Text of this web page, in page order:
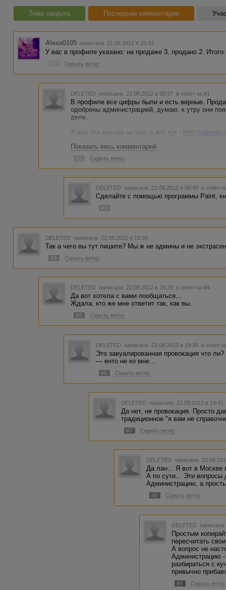
Тема закрыта Последние комментарии
Alexa0105 написала 21.08.2012 в 23:43
У вас в профиле указано: на продаже 3, продано 2. Итого
Скрыть ветку
DELETED написала 22.08.2012 в 00:37 в ответ на #1
В профиле все цифры были и есть верные.
одобрены администрацией, думаю, к утру они
деле.
А все эта ерунда не там, а вот тут - http://
названием "продать статью".
Там над формой размещения новой статьи
проданных статей. Вот в ней и творится эта
Я эти статьи только на пальцах не
Показать весь комментарий
Скрыть ветку
DELETED написала 22.08.2012 в 00:48 в ответ
Сделайте с помощью программы Paint,
DELETED написала 22.08.2012 в 18:36
Так а чего вы тут пишите? Мы ж не админы и не
#4 Скрыть ветку
DELETED написала 22.08.2012 в 19:29 в ответ на #4
Да вот хотела с вами пообщаться...
Ждала, кто же мне ответит так, как вы.
#5 Скрыть ветку
DELETED написала 22.08.2012 в 19:39 в ответ
Это завуалированная провокация что
— енто не ко мне...
#6 Скрыть ветку
DELETED написала 22.08.2012 в
Да нет, не провокация. Просто
традиционное "я вам не
#7 Скрыть ветку
DELETED написала
Да лан... Я вот в Москве
А по сути... Эти вопросы
Администрацию, а
#8 Скрыть ветку
DELETED
Простым
пересчитать
А вопрос не
Администрацию -
разбираться с
привычно
#9 Скрыть ветку